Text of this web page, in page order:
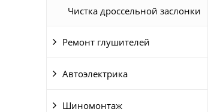
Чистка дроссельной заслонки
Ремонт глушителей
Автоэлектрика
Шиномонтаж